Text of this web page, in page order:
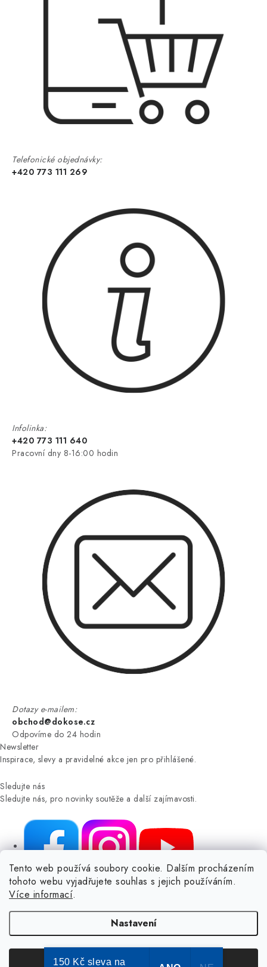
Tento web používá soubory cookie. Dalším procházením
tohoto webu vyjadřujete souhlas s jejich používáním.
Více informací.
Nastavení
Telefonické objednávky:
+420 773 111 269
Infolinka:
+420 773 111 640
Pracovní dny 8-16:00 hodin
Dotazy e-mailem:
obchod@dokose.cz
Odpovíme do 24 hodin
Newsletter
Inspirace, slevy a pravidelné akce jen pro přihlášené.
Sledujte nás
Sledujte nás, pro novinky soutěže a další zajímavosti.
NIKARO, s.r.o.
- Dokoše.cz, Veselka 48, 259 01 Olbramovice -
Votice, ČESKÁ REPUBLIKA
Podle zákona o evidenci tržeb je prodávající povinen vystavit
Zároveň je povinen zaevidovat přijatou tržbu u správce daně online; v
případě technického výpadku pak nejpozději do 48 hodin.
150 Kč sleva na